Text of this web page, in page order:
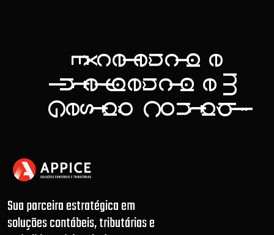
E
x
c
e
l
ên
c
i
ae
I
n
t
e
l
i
gên
c
i
ae
m
G
e
s
t
ãoC
on
t
áb
i
l
.
Sua parceira estratégica em
soluções contábeis, tributárias e